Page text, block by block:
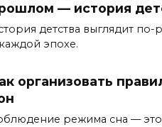
— история
детства выглядит по-
эпохе.
организовать
режима сна —